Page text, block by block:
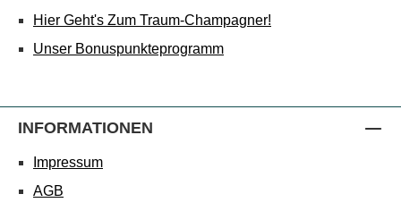
Hier Geht's Zum Traum-Champagner!
Unser Bonuspunkteprogramm
INFORMATIONEN
Impressum
AGB